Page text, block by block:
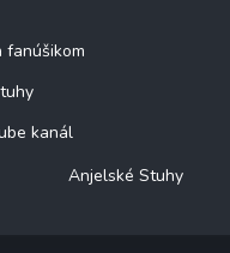
fanúšikom
kanál
Anjelské Stuhy